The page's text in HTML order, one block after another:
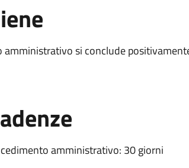
si conclude
amministrativo: 30 giorni